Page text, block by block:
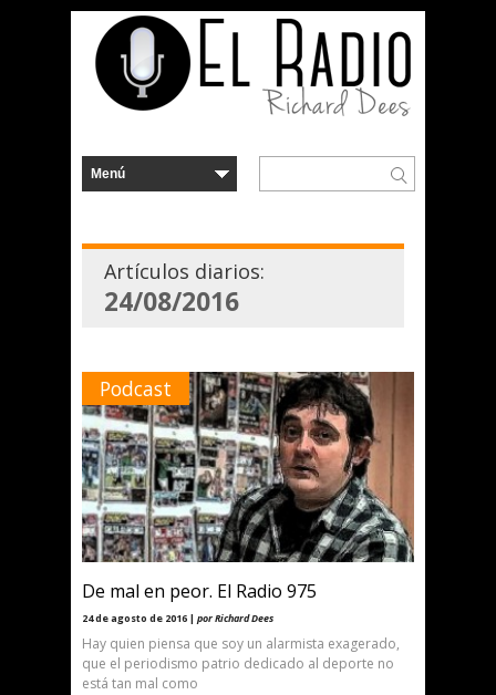
Artículos diarios:
24/08/2016
Podcast
De mal en peor. El Radio 975
24 de agosto de 2016 | por Richard Dees
Hay quien piensa que soy un alarmista exagerado,
que el periodismo patrio dedicado al deporte no
está tan mal como